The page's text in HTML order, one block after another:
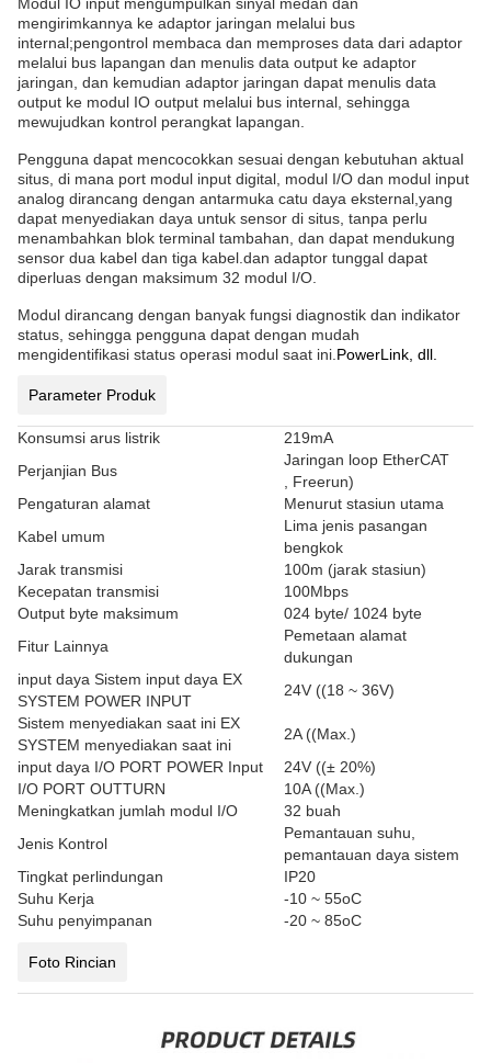
mengirimkannya ke adaptor jaringan melalui bus
internal;pengontrol membaca dan memproses data dari adaptor
melalui bus lapangan dan menulis data output ke adaptor
jaringan, dan kemudian adaptor jaringan dapat menulis data
output ke modul IO output melalui bus internal, sehingga
mewujudkan kontrol perangkat lapangan.
Pengguna dapat mencocokkan sesuai dengan kebutuhan aktual
situs, di mana port modul input digital, modul I/O dan modul input
analog dirancang dengan antarmuka catu daya eksternal,yang
dapat menyediakan daya untuk sensor di situs, tanpa perlu
menambahkan blok terminal tambahan, dan dapat mendukung
sensor dua kabel dan tiga kabel.dan adaptor tunggal dapat
diperluas dengan maksimum 32 modul I/O.
Modul dirancang dengan banyak fungsi diagnostik dan indikator
status, sehingga pengguna dapat dengan mudah
mengidentifikasi status operasi modul saat ini. PowerLink, dll.
Parameter Produk
Konsumsi arus listrik
219mA
Perjanjian Bus
Jaringan loop EtherCAT
, Freerun)
Pengaturan alamat
Menurut stasiun utama
Kabel umum
Lima jenis pasangan
bengkok
Jarak transmisi
100m (jarak stasiun)
Kecepatan transmisi
100Mbps
Output byte maksimum
024 byte/ 1024 byte
Fitur Lainnya
Pemetaan alamat
dukungan
input daya Sistem input daya EX
SYSTEM POWER INPUT
24V ((18 ~ 36V)
Sistem menyediakan saat ini EX
SYSTEM menyediakan saat ini
2A ((Max.)
input daya I/O PORT POWER Input
24V ((± 20%)
I/O PORT OUTTURN
10A ((Max.)
Meningkatkan jumlah modul I/O
32 buah
Jenis Kontrol
Pemantauan suhu,
pemantauan daya sistem
Tingkat perlindungan
IP20
Suhu Kerja
-10 ~ 55oC
Suhu penyimpanan
-20 ~ 85oC
Foto Rincian